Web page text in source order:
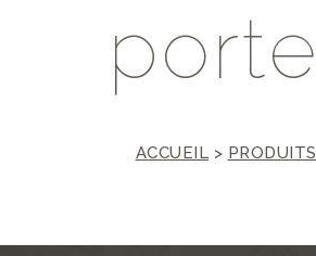
porte
ACCUEIL > PRODUITS